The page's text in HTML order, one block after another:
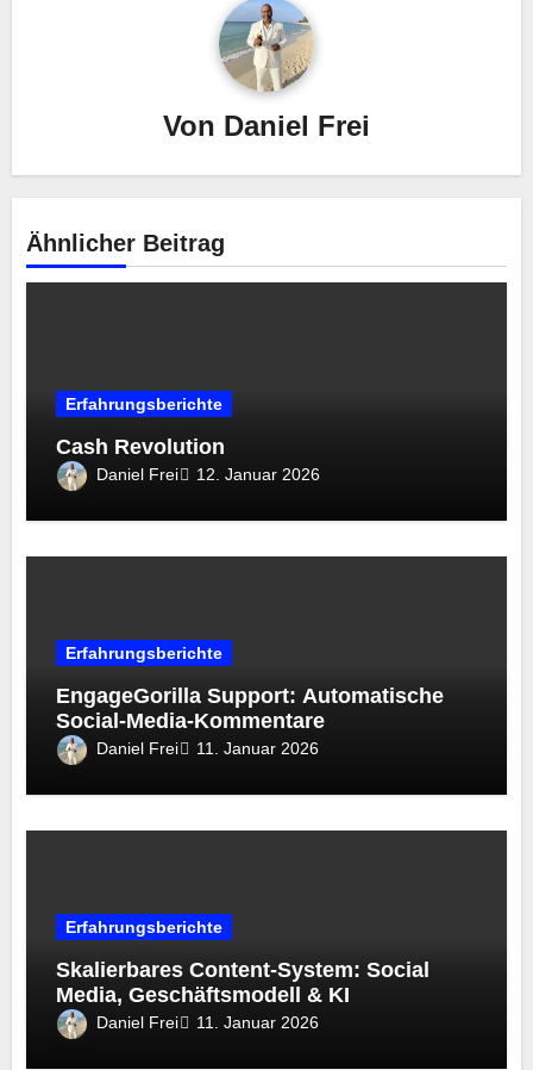
Von Daniel Frei
Ähnlicher Beitrag
Erfahrungsberichte
Cash Revolution
Daniel Frei 12. Januar 2026
Erfahrungsberichte
EngageGorilla Support: Automatische
Social-Media-Kommentare
Daniel Frei 11. Januar 2026
Erfahrungsberichte
Skalierbares Content-System: Social
Media, Geschäftsmodell & KI
Daniel Frei 11. Januar 2026